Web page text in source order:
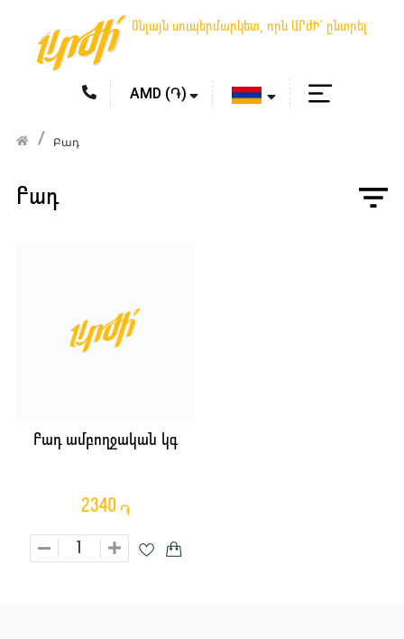
Օնլայն սուպերմարկետ, որն ԱՐԺԻ՛ ընտրել
Բադ
Բադ
Բադ ամբողջական կգ
2340 ֏